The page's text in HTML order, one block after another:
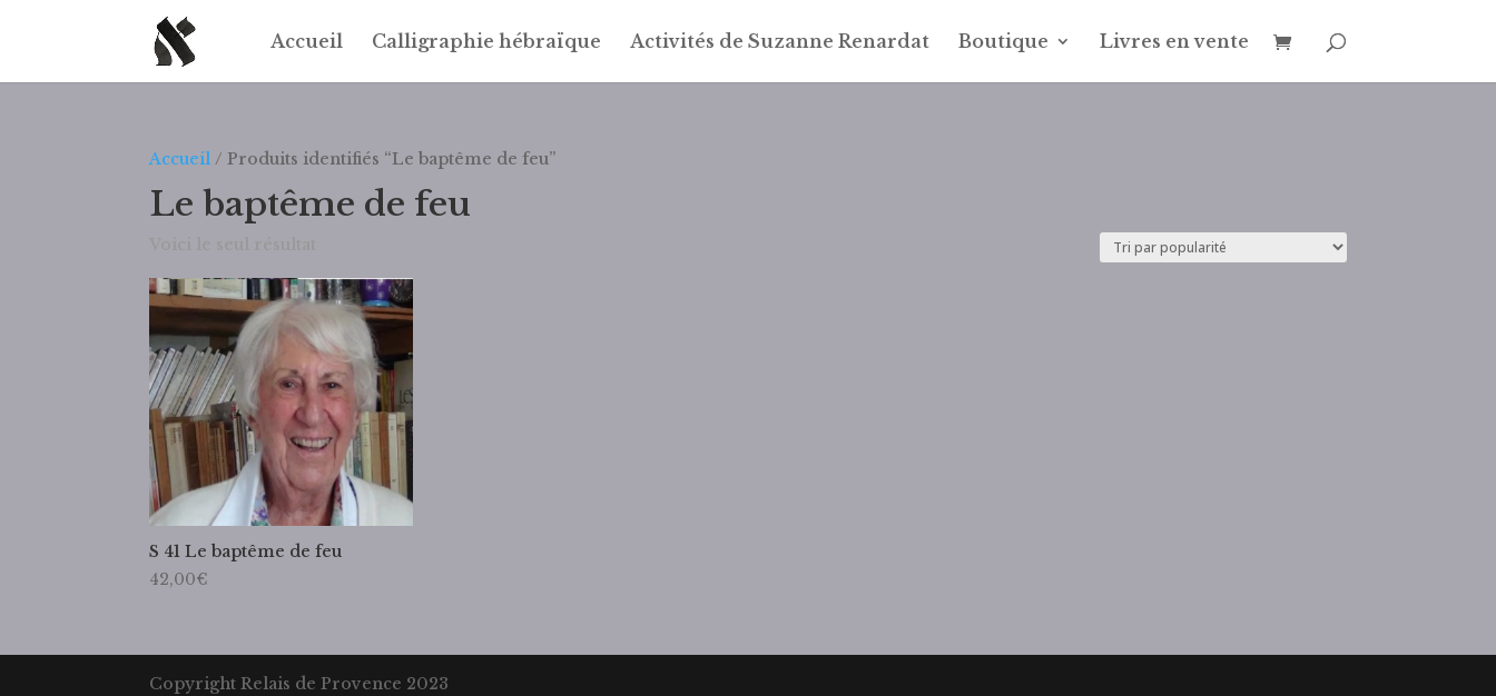
Accueil Calligraphie hébraïque Activités de Suzanne Renardat Boutique Livres en vente
Accueil / Produits identifiés “Le baptême de feu”
Le baptême de feu
S 41 Le baptême de feu
42,00€
Copyright Relais de Provence 2023